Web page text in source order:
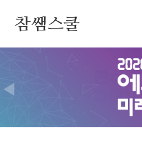
참쌤스쿨
◀